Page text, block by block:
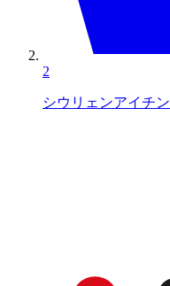
2
シウリェンアイチン